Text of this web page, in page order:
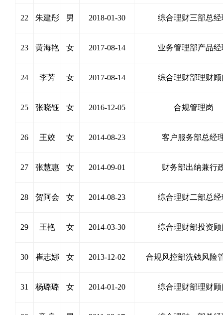
22 朱建彤 男 2018-01-30 综合理财三部总经
23 黄海艳 女 2017-08-14 业务管理部产品经
24 李芳 女 2017-08-14 综合理财部理财顾
25 张晓钰 女 2016-12-05 合规管理岗
26 王姣 女 2014-08-23 客户服务部总经
27 张慧惠 女 2014-09-01 财务部出纳兼行
28 贺阿会 女 2014-08-23 综合理财二部总经
29 王艳 女 2014-03-30 综合理财部投资顾
30 崔志娜 女 2013-12-02 合规风控部洗钱风险
31 杨璐璐 女 2014-01-20 综合理财部理财顾